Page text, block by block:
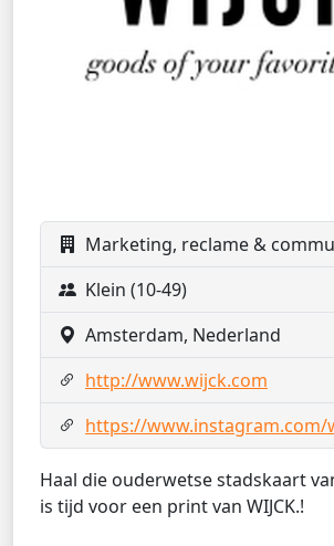
Marketing, reclame &
Klein (10-49)
Amsterdam, Nederland
http://www.wijck.com
https://
Haal die ouderwetse stadskaart
is tijd voor een print van WIJCK.!